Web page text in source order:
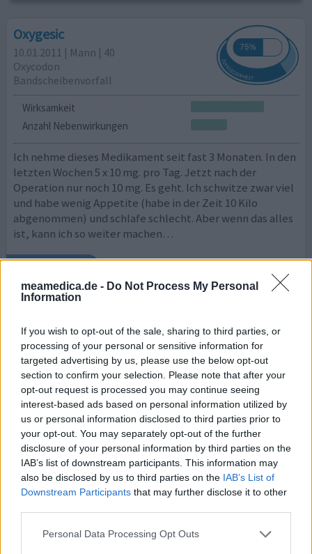
meamedica.de - Do Not Process My Personal
Information
If you wish to opt-out of the sale, sharing to third parties, or
processing of your personal or sensitive information for
targeted advertising by us, please use the below opt-out
section to confirm your selection. Please note that after your
opt-out request is processed you may continue seeing
interest-based ads based on personal information utilized by
us or personal information disclosed to third parties prior to
your opt-out. You may separately opt-out of the further
disclosure of your personal information by third parties on the
IAB’s list of downstream participants. This information may
also be disclosed by us to third parties on the IAB’s List of
Downstream Participants that may further disclose it to other
Personal Data Processing Opt Outs
Oxygesic
10.01.2011 | Mann | 40
Oxycodon
Bandscheibenvorfall
Wirksamkeit
Anzahl Nebenwirkungen
Ich nehme dieses Medikament seit fast 3 Monaten. In den
letzten Wochen 5 x 10 mg. pro Tag. Jetzt nach der
Operation nur noch 10 mg. Es geht. Ich schwitze zwar viel
und habe wenig Appetite (habe in der Zeit 10 Kilo
abgenommen) und schlafe schlecht. Aber wenn das alles
ist, kann ich so weiter machen…
06.01.2011 | Mann | 52
Oxycodon
Bandscheibenvorfall
Wirksamkeit
Anzahl Nebenwirkungen
Es hilft gegen die Schmerzen, aber nach kurzer Zeit laufe
ich rum wie ein Zombie. Ich muss außerdem Abführmittel
nehmen und Wasserlassen ist auch ein Problem. Nachts
habe ich Alpträume. Ich höre damit auf. Ab heute bin ich